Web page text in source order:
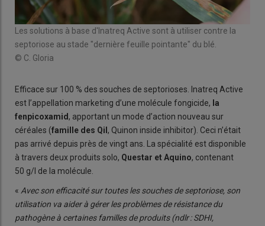
Les solutions à base d'Inatreq Active sont à utiliser contre la
septoriose au stade "dernière feuille pointante" du blé.
© C. Gloria
Efficace sur 100 % des souches de septorioses. Inatreq Active
est l’appellation marketing d’une molécule fongicide, la
fenpicoxamid, apportant un mode d’action nouveau sur
céréales (famille des QiI , Quinon inside inhibitor). Ceci n’était
pas arrivé depuis près de vingt ans. La spécialité est disponible
à travers deux produits solo, Questar et Aquino, contenant
50 g/l de la molécule.
« Avec son efficacité sur toutes les souches de septoriose, son
utilisation va aider à gérer les problèmes de résistance du
pathogène à certaines familles de produits (ndlr : SDHI,